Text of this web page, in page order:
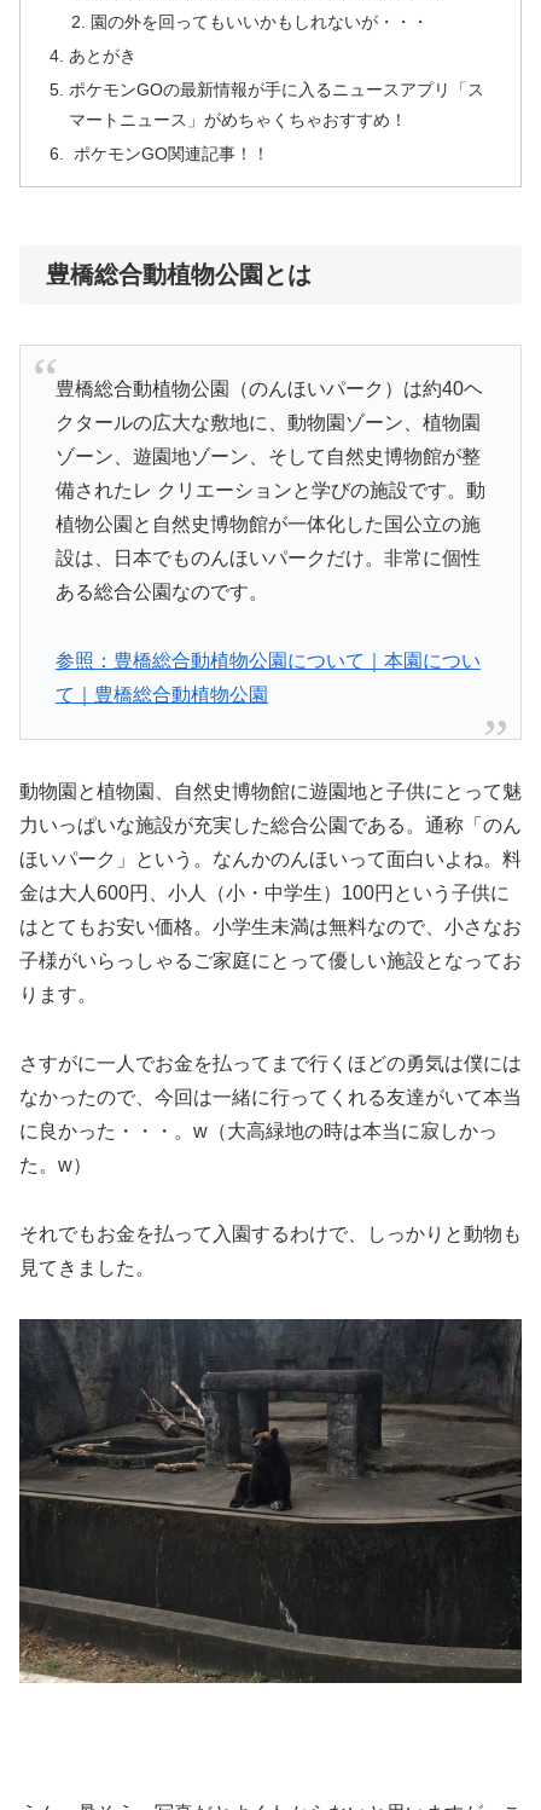
園の外を回ってもいいかもしれないが・・・
あとがき
ポケモンGOの最新情報が手に入るニュースアプリ「ス
マートニュース」がめちゃくちゃおすすめ！
ポケモンGO関連記事！！
豊橋総合動植物公園とは
豊橋総合動植物公園（のんほいパーク）は約40ヘ
クタールの広大な敷地に、動物園ゾーン、植物園
ゾーン、遊園地ゾーン、そして自然史博物館が整
備されたレ クリエーションと学びの施設です。動
植物公園と自然史博物館が一体化した国公立の施
設は、日本でものんほいパークだけ。非常に個性
ある総合公園なのです。
参照：豊橋総合動植物公園について｜本園につい
て｜豊橋総合動植物公園
動物園と植物園、自然史博物館に遊園地と子供にとって魅
力いっぱいな施設が充実した総合公園である。通称「のん
ほいパーク」という。なんかのんほいって面白いよね。料
金は大人600円、小人（小・中学生）100円という子供に
はとてもお安い価格。小学生未満は無料なので、小さなお
子様がいらっしゃるご家庭にとって優しい施設となってお
ります。
さすがに一人でお金を払ってまで行くほどの勇気は僕には
なかったので、今回は一緒に行ってくれる友達がいて本当
に良かった・・・。w（大高緑地の時は本当に寂しかっ
た。w）
それでもお金を払って入園するわけで、しっかりと動物も
見てきました。